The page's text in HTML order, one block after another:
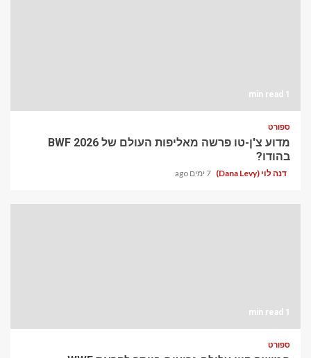
1 min read
ספורט
מדוע צ'ן-טו פרשה מאליפות העולם של BWF 2026
בהודו?
דנה לוי (Dana Levy) 7 ימים ago
1 min read
ספורט